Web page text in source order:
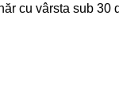
cu vârsta sub 30